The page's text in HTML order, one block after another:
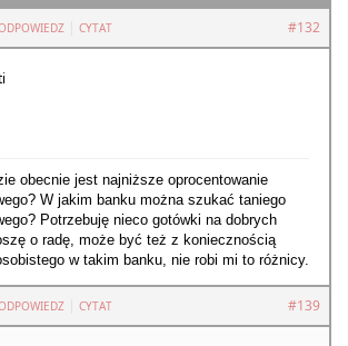
#132
CYTAT
obecnie jest najniższe oprocentowanie
W jakim banku można szukać taniego
Potrzebuję nieco gotówki na dobrych
o radę, może być też z koniecznością
w takim banku, nie robi mi to różnicy.
#139
CYTAT